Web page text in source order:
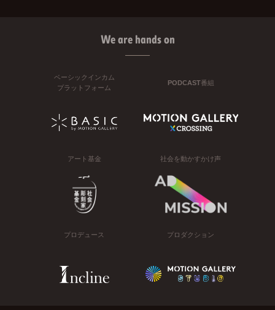
We are hands on
ベーシックインカム
プラットフォーム
PODCAST番組
アート基金 社会を動かすかけ声
プロデュース プロダクション